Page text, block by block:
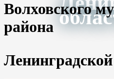
Волховского
района